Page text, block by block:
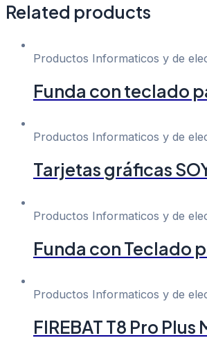
Related products
Productos Informaticos y de
Funda con teclado
Productos Informaticos y de
Tarjetas gráficas
Productos Informaticos y de
Funda con Teclado
Productos Informaticos y de
FIREBAT T8 Pro Plus